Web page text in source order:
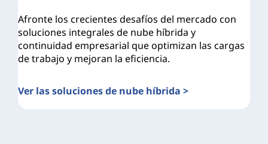
Afronte los crecientes desafíos del mercado con
soluciones integrales de nube híbrida y
continuidad empresarial que optimizan las cargas
de trabajo y mejoran la eficiencia.
Ver las soluciones de nube híbrida >